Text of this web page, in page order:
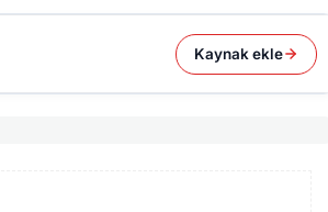
Kaynak ekle